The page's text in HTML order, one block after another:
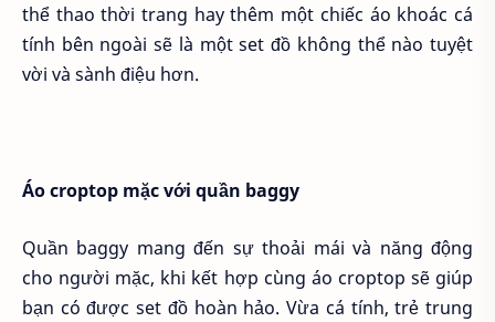
thể thao thời trang hay thêm một chiếc áo khoác cá
tính bên ngoài sẽ là một set đồ không thể nào tuyệt
vời và sành điệu hơn.
Áo croptop mặc với quần baggy
Quần baggy mang đến sự thoải mái và năng động
cho người mặc, khi kết hợp cùng áo croptop sẽ giúp
bạn có được set đồ hoàn hảo. Vừa cá tính, trẻ trung